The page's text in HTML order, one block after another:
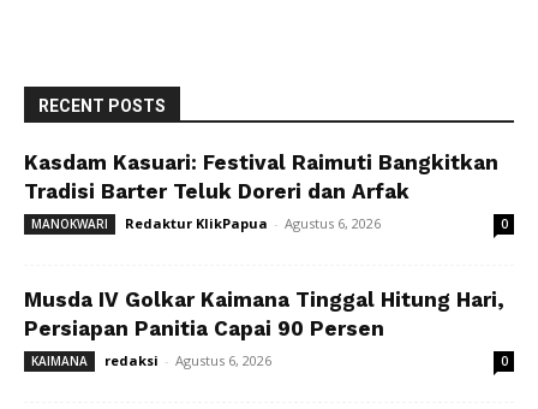
RECENT POSTS
Kasdam Kasuari: Festival Raimuti Bangkitkan
Tradisi Barter Teluk Doreri dan Arfak
MANOKWARI Redaktur KlikPapua - Agustus 6, 2026 0
Musda IV Golkar Kaimana Tinggal Hitung Hari,
Persiapan Panitia Capai 90 Persen
KAIMANA redaksi - Agustus 6, 2026 0